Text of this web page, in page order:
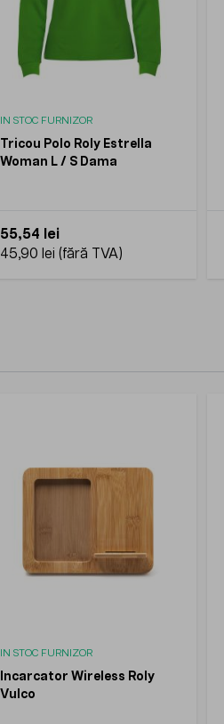
IN STOC FURNIZOR
Tricou Polo Roly Estrella
Woman L / S Dama
55,54 lei
45,90 lei
IN STOC FURNIZOR
Incarcator Wireless Roly
Vulco